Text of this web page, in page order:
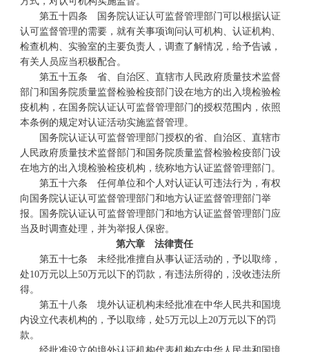
第五十四条 国务院认证认可监督管理部门可以根据认证
认可监督管理的需要，就有关事项询问认可机构、认证机构、
检查机构、实验室的主要负责人，调查了解情况，给予告诫，
有关人员应当积极配合。
第五十五条 省、自治区、直辖市人民政府质量技术监督
部门和国务院质量监督检验检疫部门设在地方的出入境检验检
疫机构，在国务院认证认可监督管理部门的授权范围内，依照
本条例的规定对认证活动实施监督管理。
国务院认证认可监督管理部门授权的省、自治区、直辖市
人民政府质量技术监督部门和国务院质量监督检验检疫部门设
在地方的出入境检验检疫机构，统称地方认证监督管理部门。
第五十六条 任何单位和个人对认证认可违法行为，有权
向国务院认证认可监督管理部门和地方认证监督管理部门举
报。国务院认证认可监督管理部门和地方认证监督管理部门应
当及时调查处理，并为举报人保密。
第六章 法律责任
第五十七条 未经批准擅自从事认证活动的，予以取缔，
处10万元以上50万元以下的罚款，有违法所得的，没收违法所
得。
第五十八条 境外认证机构未经批准在中华人民共和国境
内设立代表机构的，予以取缔，处5万元以上20万元以下的罚
款。